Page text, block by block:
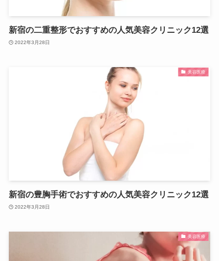
新宿の二重整形でおすすめの人気美容クリニック12選
2022年3月28日
美容医療
新宿の豊胸手術でおすすめの人気美容クリニック12選
2022年3月28日
美容医療